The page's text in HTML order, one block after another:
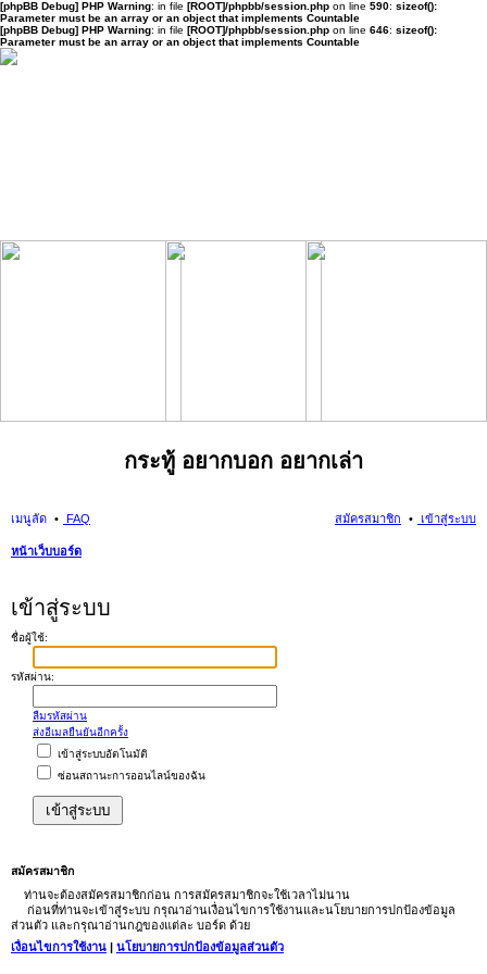
[phpBB Debug] PHP Warning: in file [ROOT]/phpbb/session.php on line 590: sizeof():
Parameter must be an array or an object that implements Countable
[phpBB Debug] PHP Warning: in file [ROOT]/phpbb/session.php on line 646: sizeof():
Parameter must be an array or an object that implements Countable
กระทู้ อยากบอก อยากเล่า
เมนูลัด FAQ เข้าสู่ระบบ
สมัครสมาชิก
หน้าเว็บบอร์ด
เข้าสู่ระบบ
ชื่อผู้ใช้:
รหัสผ่าน:
ลืมรหัสผ่าน
ส่งอีเมลยืนยันอีกครั้ง
เข้าสู่ระบบอัตโนมัติ
ซ่อนสถานะการออนไลน์ของฉัน
สมัครสมาชิก
ท่านจะต้องสมัครสมาชิกก่อน การสมัครสมาชิกจะใช้เวลาไม่นาน
ก่อนที่ท่านจะเข้าสู่ระบบ กรุณาอ่านเงื่อนไขการใช้งานและนโยบายการปกป้องข้อมูล
ส่วนตัว และกรุณาอ่านกฎของแต่ละ บอร์ด ด้วย
เงื่อนไขการใช้งาน | นโยบายการปกป้องข้อมูลส่วนตัว